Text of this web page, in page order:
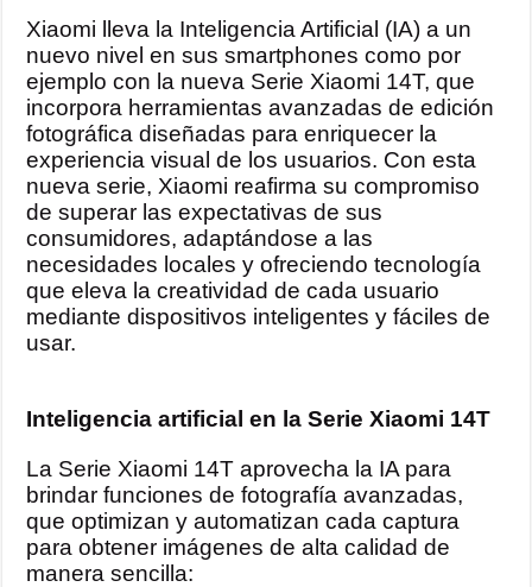
Xiaomi lleva la Inteligencia Artificial (IA) a un
nuevo nivel en sus smartphones como por
ejemplo con la nueva Serie Xiaomi 14T, que
incorpora herramientas avanzadas de edición
fotográfica diseñadas para enriquecer la
experiencia visual de los usuarios. Con esta
nueva serie, Xiaomi reafirma su compromiso
de superar las expectativas de sus
consumidores, adaptándose a las
necesidades locales y ofreciendo tecnología
que eleva la creatividad de cada usuario
mediante dispositivos inteligentes y fáciles de
usar.
Inteligencia artificial en la Serie Xiaomi 14T
La Serie Xiaomi 14T aprovecha la IA para
brindar funciones de fotografía avanzadas,
que optimizan y automatizan cada captura
para obtener imágenes de alta calidad de
manera sencilla: